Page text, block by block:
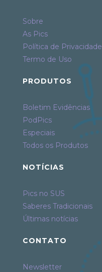
Sobre
As Pics
Política de Privacidade
Termo de Uso
PRODUTOS
Boletim Evidências
PodPics
Especiais
Todos os Produtos
NOTÍCIAS
Pics no SUS
Saberes Tradicionais
Últimas notícias
CONTATO
Newsletter